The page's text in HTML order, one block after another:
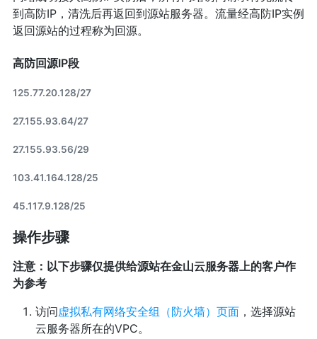
到高防IP，清洗后再返回到源站服务器。流量经高防IP实例
返回源站的过程称为回源。
高防回源IP段
125.77.20.128/27
27.155.93.64/27
27.155.93.56/29
103.41.164.128/25
45.117.9.128/25
操作步骤
注意：以下步骤仅提供给源站在金山云服务器上的客户作
为参考
访问虚拟私有网络安全组（防火墙）页面，选择源站
云服务器所在的VPC。